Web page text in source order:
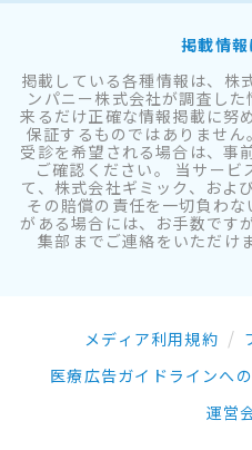
掲載情
掲載している各種情報は、株
ンパニー株式会社が調査し
来るだけ正確な情報掲載に努
保証するものではありませ
受診を希望される場合は、事
ご確認ください。 当サービ
て、株式会社ギミック、およ
その賠償の責任を一切負わ
がある場合には、お手数です
集部までご連絡をいただけ
メディア利用規約
医療広告ガイドラインへ
運営